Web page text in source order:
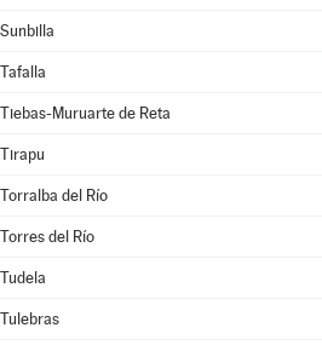
Sunbilla
Tafalla
Tiebas-Muruarte de Reta
Tirapu
Torralba del Río
Torres del Río
Tudela
Tulebras